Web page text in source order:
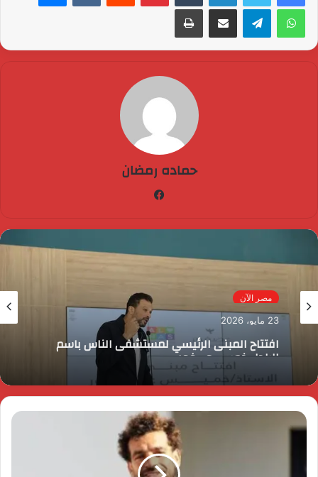
واتساب تيلقرام مشاركة عبر البريد طباعة
حماده رمضان
مصر الآن
23 مايو، 2026
افتتاح المبنى الرئيسي لمستشفى الناس باسم
الراحل خميس عصفور